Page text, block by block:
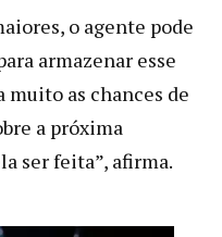
o agente pode
armazenar esse
muito as chances de
a próxima
ser feita”, afirma.